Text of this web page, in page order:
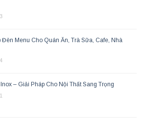
Đèn Menu Cho Quán Ăn, Trà Sữa, Cafe, Nhà
– Giải Pháp Cho Nội Thất Sang Trọng